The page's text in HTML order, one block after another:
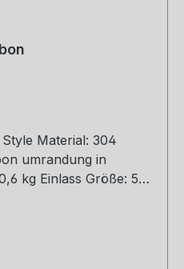
Material: 304
umrandung in
kg Einlass Größe: 51,